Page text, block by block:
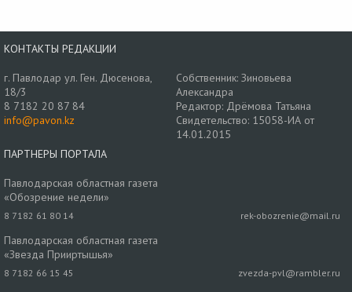
КОНТАКТЫ РЕДАКЦИИ
г. Павлодар ул. Ген. Дюсенова,
18/3
8 7182 20 87 84
info@pavon.kz
Собственник: Зиновьева
Александра
Редактор: Дрёмова Татьяна
Свидетельство: 15058-ИА от
14.01.2015
ПАРТНЕРЫ ПОРТАЛА
Павлодарская областная газета
«Обозрение недели»
8 7182 61 80 14 rek-obozrenie@mail.ru
Павлодарская областная газета
«Звезда Прииртышья»
8 7182 66 15 45 zvezda-pvl@rambler.ru